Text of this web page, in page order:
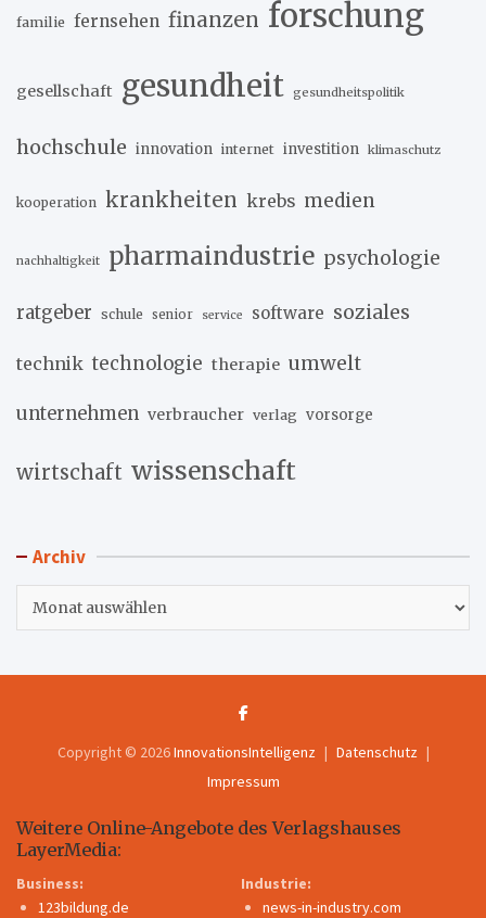
familie fernsehen finanzen forschung
gesellschaft gesundheit gesundheitspolitik
hochschule innovation internet investition klimaschutz
kooperation krankheiten krebs medien
nachhaltigkeit pharmaindustrie psychologie
ratgeber schule senior service software soziales
technik technologie therapie umwelt
unternehmen verbraucher verlag vorsorge
wirtschaft wissenschaft
Archiv
Copyright © 2026InnovationsIntelligenz
Datenschutz
Impressum
Weitere Online-Angebote des Verlagshauses
LayerMedia:
Business:
123bildung.de
Industrie:
news-in-industry.com